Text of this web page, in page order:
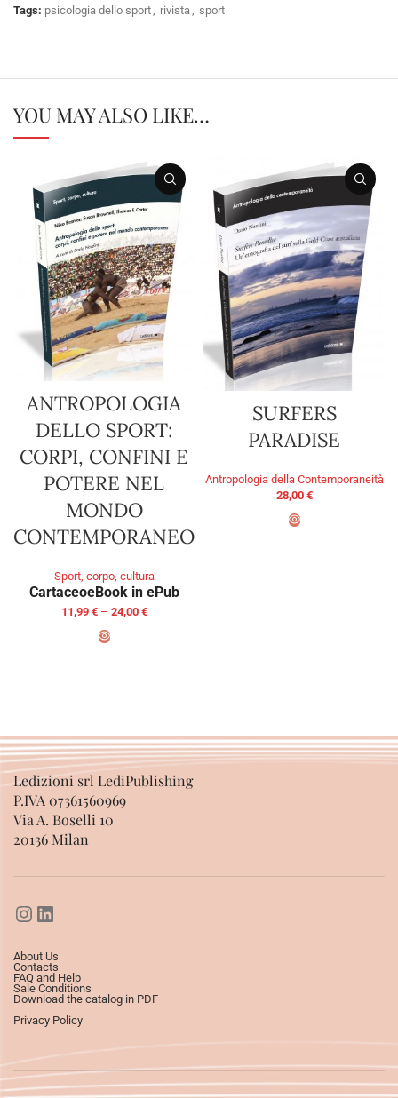
Tags: psicologia dello sport, rivista, sport
YOU MAY ALSO LIKE…
ANTROPOLOGIA
DELLO SPORT:
CORPI, CONFINI E
POTERE NEL
MONDO
CONTEMPORANEO
Sport, corpo, cultura
CartaceoeBook in ePub
11,99 € – 24,00 €
SURFERS
PARADISE
Antropologia della Contemporaneità
28,00 €
Ledizioni srl LediPublishing
P.IVA 07361560969
Via A. Boselli 10
20136 Milan
About Us
Contacts
FAQ and Help
Sale Conditions
Download the catalog in PDF
Privacy Policy